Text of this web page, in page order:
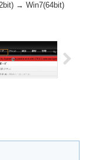
→ Win7(64bit)